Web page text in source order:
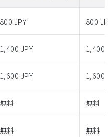
800 JPY 800 JPY
1,400 JPY 1,400
1,600 JPY 1,600
無料 無料
無料 無料